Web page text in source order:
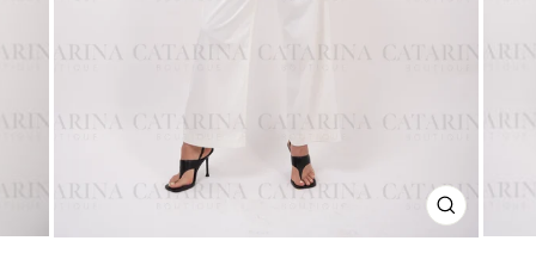
(ESC)